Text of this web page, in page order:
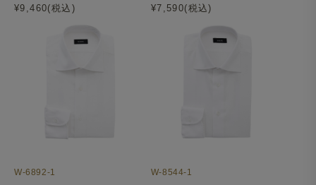
¥9,460(税込) ¥7,590(税込)
W-6892-1 W-8544-1